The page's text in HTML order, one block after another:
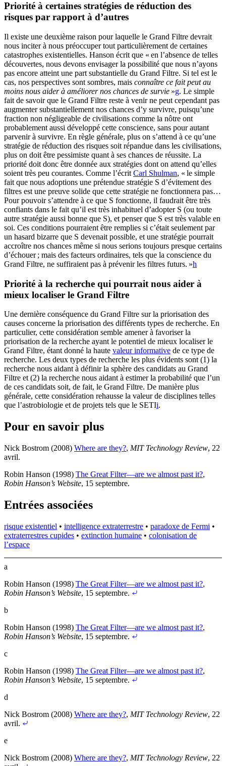
Priorité à certaines stratégies de réduction des
risques par rapport à d’autres
Il existe une deuxième raison pour laquelle le Grand Filtre devrait
nous inciter à nous préoccuper tout particulièrement de certaines
catastrophes existentielles. Hanson écrit que « en l’absence de telles
découvertes, nous devons envisager la possibilité que nous n’ayons
pas encore atteint une part substantielle du Grand Filtre. Si tel est le
cas, nos perspectives sont sombres, mais connaître ce fait peut au
moins nous aider à améliorer nos chances de survie »⁠g. Le simple
fait de savoir que le Grand Filtre reste à venir ne peut cependant pas
augmenter substantiellement nos chances d’y survivre, puisqu’une
fraction non négligeable de civilisations comme la nôtre ont
probablement aussi développé cette conscience, sans pour autant
parvenir à survivre. En règle générale, plus on s’attend à ce qu’une
stratégie de réduction des risques soit répandue dans les civilisations,
plus on doit être pessimiste quant à ses chances de réussite. La
priorité doit donc être donnée aux stratégies dont on attend qu’elles
soient très peu courantes. Comme l’écrit Carl Shulman, « le simple
fait que nous adoptions une prétendue stratégie S d’évitement des
filtres est une preuve solide que cette stratégie ne fonctionnera pas…
Pour pouvoir s’attendre à ce que S fonctionne, il faudrait être très
confiants dans le fait qu’il est très inhabituel d’adopter S (ou toute
autre stratégie aussi bonne que S), et penser que S est très valable en
soi. Ces conditions pourraient être remplies si c’était seulement par
un hasard bizarre que S devenait possible, et une stratégie pourrait
accroître nos chances même si nous serions toujours presque certains
d’échouer ; mais des facteurs ordinaires, tels que la conscience du
Grand Filtre, ne suffiraient pas à prévenir les filtres futurs. »⁠h
Priorité à la recherche qui pourrait nous aider à
mieux localiser le Grand Filtre
Une dernière conséquence du Grand Filtre sur la priorisation des
causes concerne la priorisation des différents types de recherche. En
particulier, cette considération semble amener à favoriser la
priorisation de la recherche ayant le potentiel de mieux localiser le
Grand Filtre, étant donné la haute valeur informative de ce type de
recherche. Les deux types de recherche les plus évidents sont (1) la
recherche nous aidant à définir la sphère des candidats au Grand
Filtre et (2) la recherche nous aidant à estimer la probabilité que l’un
de ces candidats soit, de fait, le Grand Filtre. De manière plus
générale, cette considération rehausse la valeur de disciplines telles
que l’astrobiologie et de projets tels que le SETI⁠i.
Pour en savoir plus
Nick Bostrom (2008) Where are they?, MIT Technology Review, 22
avril.
Robin Hanson (1998) The Great Filter—are we almost past it?,
Robin Hanson’s Website, 15 septembre.
Entrées associées
risque existentiel • intelligence extraterrestre • paradoxe de Fermi •
extraterrestres cupides • extinction humaine • colonisation de
l’espace
a
Robin Hanson (1998) The Great Filter—are we almost past it?,
Robin Hanson’s Website, 15 septembre.
b
Robin Hanson (1998) The Great Filter—are we almost past it?,
Robin Hanson’s Website, 15 septembre.
c
Robin Hanson (1998) The Great Filter—are we almost past it?,
Robin Hanson’s Website, 15 septembre.
d
Nick Bostrom (2008) Where are they?, MIT Technology Review, 22
avril.
e
Nick Bostrom (2008) Where are they?, MIT Technology Review, 22